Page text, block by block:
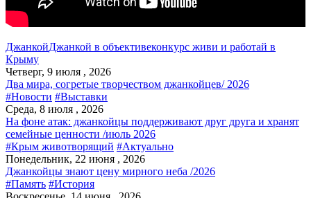
ДжанкойДжанкой в объективеконкурс живи и работай в
Крыму
Четверг, 9 июля , 2026
Два мира, согретые творчеством джанкойцев/ 2026
#Новости #Выставки
Среда, 8 июля , 2026
На фоне атак: джанкойцы поддерживают друг друга и хранят
семейные ценности /июль 2026
#Крым животворящий #Актуально
Понедельник, 22 июня , 2026
Джанкойцы знают цену мирного неба /2026
#Память #История